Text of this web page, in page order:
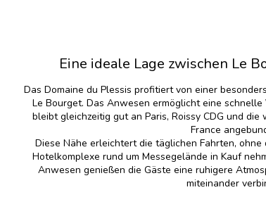
Eine ideale Lage zwischen Le
Das Domaine du Plessis profitiert von einer
Le Bourget. Das Anwesen ermöglicht eine
bleibt gleichzeitig gut an Paris, Roissy CDG und
France
Diese Nähe erleichtert die täglichen Fahrten,
Hotelkomplexe rund um Messegelände in Kauf
Anwesen genießen die Gäste eine ruhigere
miteinander